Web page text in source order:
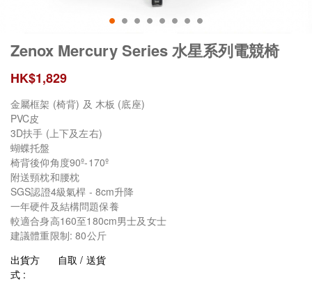
Zenox Mercury Series 水星系列電競椅
HK$1,829
金屬框架 (椅背) 及 木板 (底座)
PVC皮
3D扶手 (上下及左右)
蝴蝶托盤
椅背後仰角度90º-170º
附送頸枕和腰枕
SGS認證4級氣桿 - 8cm升降
一年硬件及結構問題保養
較適合身高160至180cm男士及女士
建議體重限制: 80公斤
出貨方
式 :
自取 / 送貨